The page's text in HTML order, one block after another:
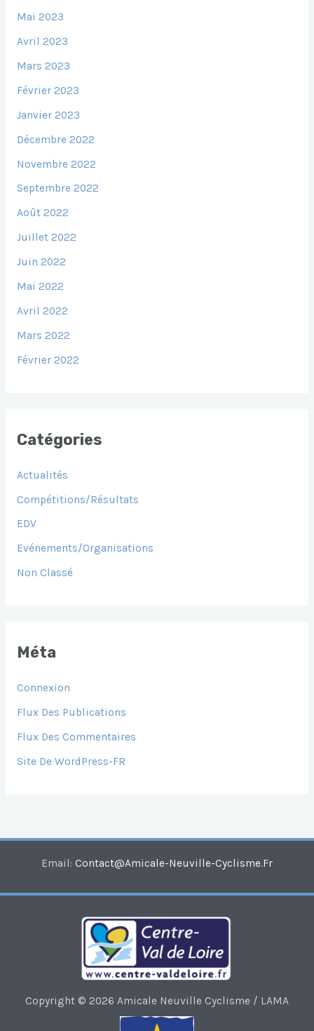
Mai 2023
Avril 2023
Mars 2023
Février 2023
Janvier 2023
Décembre 2022
Novembre 2022
Septembre 2022
Août 2022
Juillet 2022
Juin 2022
Mai 2022
Avril 2022
Mars 2022
Février 2022
Catégories
Actualités
Compétitions/Résultats
EDV
Evénements/Organisations
Non Classé
Méta
Connexion
Flux Des Publications
Flux Des Commentaires
Site De WordPress-FR
Email: Contact@amicale-Neuville-Cyclisme.fr
Copyright © 2026 Amicale Neuville Cyclisme / LAMA